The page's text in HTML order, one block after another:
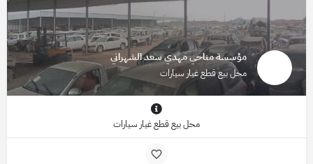
مؤسسة مناحي مهدي سعد الشهراني
محل بيع قطع غيار سيارات
محل بيع قطع غيار سيارات